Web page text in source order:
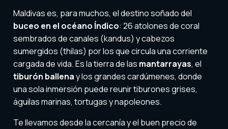
Maldivas es, para muchos, el destino soñado del
buceo en el océano Índico: 26 atolones de coral
sembrados de canales (kandus) y cabezos
sumergidos (thilas) por los que circula una corriente
cargada de vida. Es la tierra de las mantarrayas, el
tiburón ballenay los grandes cardúmenes, donde
una sola inmersión puede reunir tiburones grises,
águilas marinas, tortugas y napoleones.
Te llevamos desde la cercanía y el buen precio de